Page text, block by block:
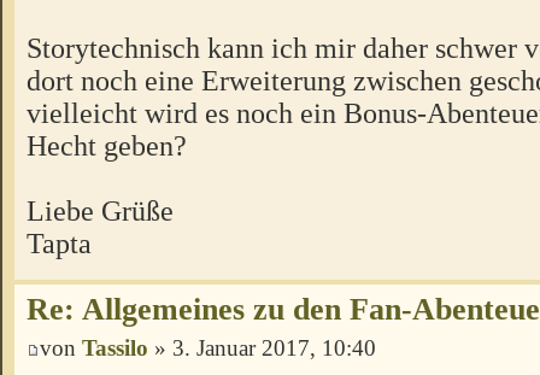
Storytechnisch kann ich mir daher schwer
dort noch eine Erweiterung zwischen
vielleicht wird es noch ein Bonus-
Hecht geben?
Liebe Grüße
Tapta
Re: Allgemeines zu den Fan-
von Tassilo » 3. Januar 2017, 10:40